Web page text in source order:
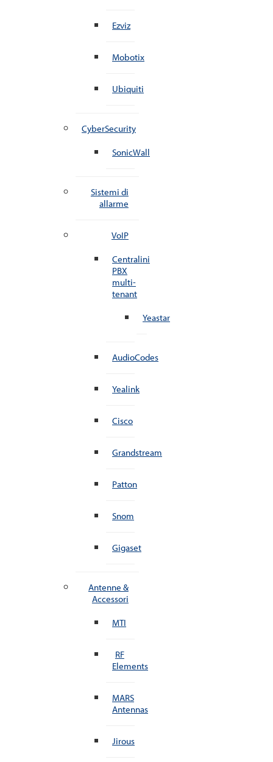
Ezviz
Mobotix
Ubiquiti
CyberSecurity
SonicWall
Sistemi di
allarme
VoIP
Centralini
PBX
multi-
tenant
Yeastar
AudioCodes
Yealink
Cisco
Grandstream
Patton
Snom
Gigaset
Antenne &
Accessori
MTI
RF
Elements
MARS
Antennas
Jirous